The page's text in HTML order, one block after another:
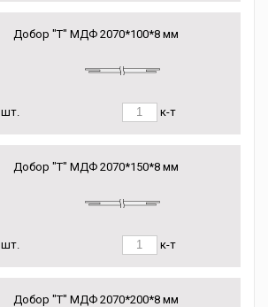
Добор "Т" МДФ 2070*100*8 мм
шт. к-т
Добор "Т" МДФ 2070*150*8 мм
шт. к-т
Добор "Т" МДФ 2070*200*8 мм